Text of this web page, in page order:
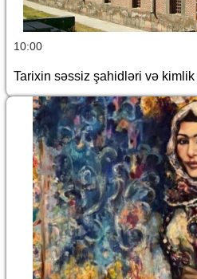
10:00
Tarixin səssiz şahidləri və